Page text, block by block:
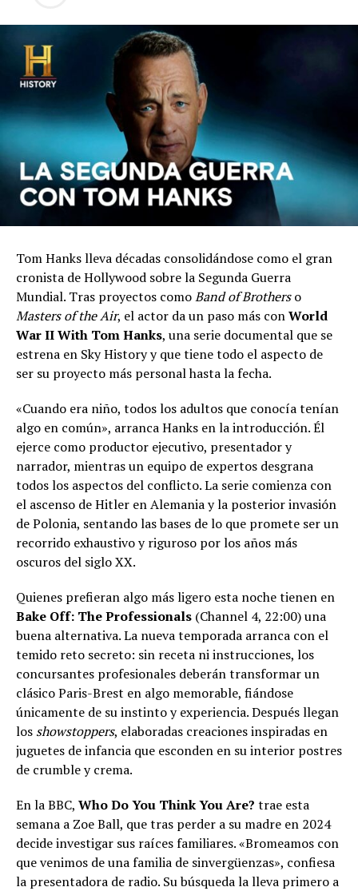
Tom Hanks lleva décadas consolidándose como el gran
cronista de Hollywood sobre la Segunda Guerra
Mundial. Tras proyectos comoBand of Brotherso
Masters of the Air, el actor da un paso más conWorld
War II With Tom Hanks, una serie documental que se
estrena en Sky History y que tiene todo el aspecto de
ser su proyecto más personal hasta la fecha.
«Cuando era niño, todos los adultos que conocía tenían
algo en común», arranca Hanks en la introducción. Él
ejerce como productor ejecutivo, presentador y
narrador, mientras un equipo de expertos desgrana
todos los aspectos del conflicto. La serie comienza con
el ascenso de Hitler en Alemania y la posterior invasión
de Polonia, sentando las bases de lo que promete ser un
recorrido exhaustivo y riguroso por los años más
oscuros del siglo XX.
Quienes prefieran algo más ligero esta noche tienen en
Bake Off: The Professionals (Channel 4, 22:00) una
buena alternativa. La nueva temporada arranca con el
temido reto secreto: sin receta ni instrucciones, los
concursantes profesionales deberán transformar un
clásico Paris-Brest en algo memorable, fiándose
únicamente de su instinto y experiencia. Después llegan
los showstoppers, elaboradas creaciones inspiradas en
juguetes de infancia que esconden en su interior postres
de crumble y crema.
En la BBC, Who Do You Think You Are? trae esta
semana a Zoe Ball, que tras perder a su madre en 2024
decide investigar sus raíces familiares. «Bromeamos con
que venimos de una familia de sinvergüenzas», confiesa
la presentadora de radio. Su búsqueda la lleva primero a